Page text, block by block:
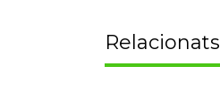
Relacionats